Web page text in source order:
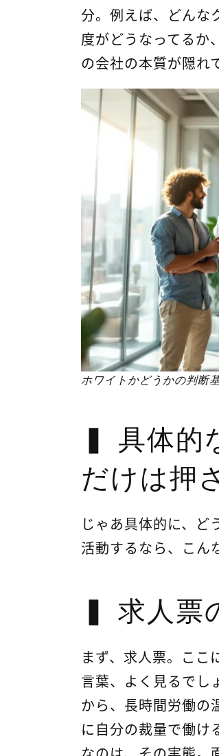
分。例えば、どんな
度がどうなってるか
の会社の本質が隠れ
ホワイトかどうかの判断
具体的
だけは押
じゃあ具体的に、ど
活動するなら、こん
求人票
まず、求人票。ここ
言葉、よく見るでし
から、長時間労働の
に自分の裁量で働け